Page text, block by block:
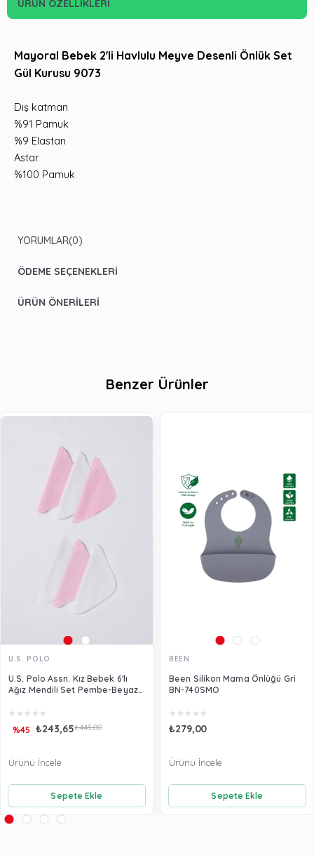
ÜRÜN ÖZELLIKLERI
Mayoral Bebek 2'li Havlulu Meyve Desenli Önlük Set
Gül Kurusu 9073
Dış katman
%91 Pamuk
%9 Elastan
Astar
%100 Pamuk
YORUMLAR(0)
ÖDEME SEÇENEKLERI
ÜRÜN ÖNERILERI
Benzer Ürünler
U.S. POLO
U.S. Polo Assn. Kız Bebek 6'lı
Ağız Mendili Set Pembe-Beyaz
★ ★ ★ ★ ★
₺243,65₺443,00
%45
Sepete Ekle
Ürünü İncele
BEEN
Been Silikon Mama Önlüğü Gri
BN-740SMO
★ ★ ★ ★ ★
₺279,00
Sepete Ekle
Ürünü İncele